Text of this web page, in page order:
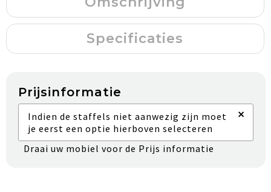
Specificaties
Prijsinformatie
Indien de staffels niet aanwezig zijn moet
je eerst een optie hierboven selecteren
×
Draai uw mobiel voor de Prijs informatie